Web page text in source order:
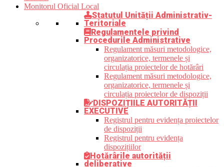
Monitorul Oficial Local
Statutul Unității Administrativ-
Teritoriale
Regulamentele privind
Procedurile Administrative
Regulament măsuri metodologice,
organizatorice, termenele și
circulația proiectelor de hotărâri
Regulament măsuri metodologice,
organizatorice, termenele și
circulația proiectelor de dispoziții
DISPOZIȚIILE AUTORITĂȚII
EXECUTIVE
Registrul pentru evidența proiectelor
de dispoziții
Registrul pentru evidența
dispozițiilor
Hotărârile autorității
deliberative